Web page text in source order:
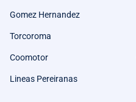
Gomez Hernandez
Torcoroma
Coomotor
Lineas Pereiranas